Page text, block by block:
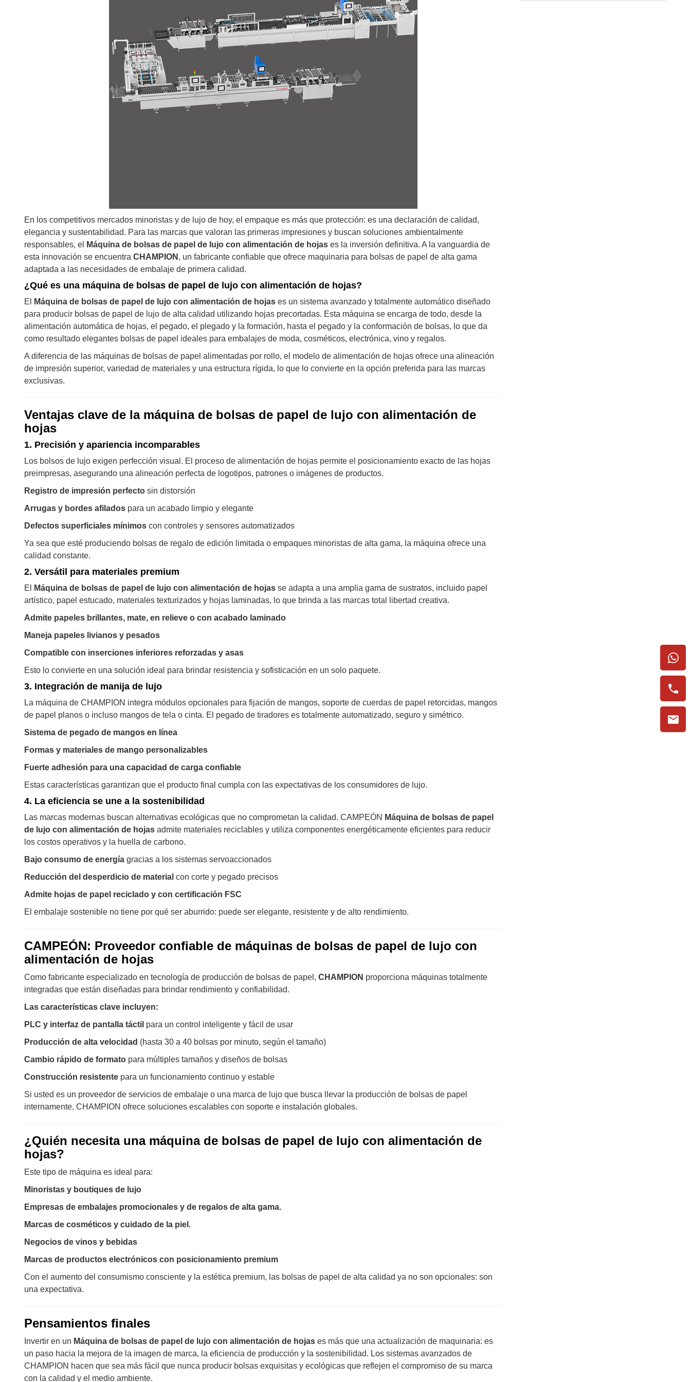
Bolsas De Papel Con Fondo En V Soluciones Personalizadas
En los competitivos mercados minoristas y de lujo de hoy, el empaque es más que protección: es una declaración de calidad,
elegancia y sustentabilidad. Para las marcas que valoran las primeras impresiones y buscan soluciones ambientalmente
responsables, el
Máquina de bolsas de papel de lujo con alimentación de hojas es la inversión definitiva. A la vanguardia de
esta innovación se encuentra CHAMPION , un fabricante confiable que ofrece maquinaria para bolsas de papel de alta gama
adaptada a las necesidades de embalaje de primera calidad.
¿Qué es una máquina de bolsas de papel de lujo con alimentación de hojas?
El Máquina de bolsas de papel de lujo con alimentación de hojas es un sistema avanzado y totalmente automático diseñado
para producir bolsas de papel de lujo de alta calidad utilizando hojas precortadas. Esta máquina se encarga de todo, desde la
alimentación automática de hojas, el pegado, el plegado y la formación, hasta el pegado y la conformación de bolsas, lo que da
como resultado elegantes bolsas de papel ideales para embalajes de moda, cosméticos, electrónica, vino y regalos.
A diferencia de las máquinas de bolsas de papel alimentadas por rollo, el modelo de alimentación de hojas ofrece una alineación
de impresión superior, variedad de materiales y una estructura rígida, lo que lo convierte en la opción preferida para las marcas
exclusivas.
Ventajas clave de la máquina de bolsas de papel de lujo con alimentación de
hojas
1. Precisión y apariencia incomparables
Los bolsos de lujo exigen perfección visual. El proceso de alimentación de hojas permite el posicionamiento exacto de las hojas
preimpresas, asegurando una alineación perfecta de logotipos, patrones o imágenes de productos.
Registro de impresión perfecto sin distorsión
Arrugas y bordes afilados para un acabado limpio y elegante
Defectos superficiales mínimos con controles y sensores automatizados
Ya sea que esté produciendo bolsas de regalo de edición limitada o empaques minoristas de alta gama, la máquina ofrece una
calidad constante.
2. Versátil para materiales premium
El Máquina de bolsas de papel de lujo con alimentación de hojas se adapta a una amplia gama de sustratos, incluido papel
artístico, papel estucado, materiales texturizados y hojas laminadas, lo que brinda a las marcas total libertad creativa.
Admite papeles brillantes, mate, en relieve o con acabado laminado
Maneja papeles livianos y pesados
Compatible con inserciones inferiores reforzadas y asas
Esto lo convierte en una solución ideal para brindar resistencia y sofisticación en un solo paquete.
3. Integración de manija de lujo
La máquina de CHAMPION integra módulos opcionales para fijación de mangos, soporte de cuerdas de papel retorcidas, mangos
de papel planos o incluso mangos de tela o cinta. El pegado de tiradores es totalmente automatizado, seguro y simétrico.
Sistema de pegado de mangos en línea
Formas y materiales de mango personalizables
Fuerte adhesión para una capacidad de carga confiable
Estas características garantizan que el producto final cumpla con las expectativas de los consumidores de lujo.
4. La eficiencia se une a la sostenibilidad
Las marcas modernas buscan alternativas ecológicas que no comprometan la calidad. CAMPEÓN Máquina de bolsas de papel
de lujo con alimentación de hojas admite materiales reciclables y utiliza componentes energéticamente eficientes para reducir
los costos operativos y la huella de carbono.
Bajo consumo de energía gracias a los sistemas servoaccionados
Reducción del desperdicio de material con corte y pegado precisos
Admite hojas de papel reciclado y con certificación FSC
El embalaje sostenible no tiene por qué ser aburrido: puede ser elegante, resistente y de alto rendimiento.
CAMPEÓN: Proveedor confiable de máquinas de bolsas de papel de lujo con
alimentación de hojas
Como fabricante especializado en tecnología de producción de bolsas de papel, CHAMPION proporciona máquinas totalmente
integradas que están diseñadas para brindar rendimiento y confiabilidad.
Las características clave incluyen:
PLC y interfaz de pantalla táctil para un control inteligente y fácil de usar
Producción de alta velocidad (hasta 30 a 40 bolsas por minuto, según el tamaño)
Cambio rápido de formato para múltiples tamaños y diseños de bolsas
Construcción resistente para un funcionamiento continuo y estable
Si usted es un proveedor de servicios de embalaje o una marca de lujo que busca llevar la producción de bolsas de papel
internamente, CHAMPION ofrece soluciones escalables con soporte e instalación globales.
¿Quién necesita una máquina de bolsas de papel de lujo con alimentación de
hojas?
Este tipo de máquina es ideal para:
Minoristas y boutiques de lujo
Empresas de embalajes promocionales y de regalos de alta gama.
Marcas de cosméticos y cuidado de la piel.
Negocios de vinos y bebidas
Marcas de productos electrónicos con posicionamiento premium
Con el aumento del consumismo consciente y la estética premium, las bolsas de papel de alta calidad ya no son opcionales: son
una expectativa.
Pensamientos finales
Invertir en un Máquina de bolsas de papel de lujo con alimentación de hojas es más que una actualización de maquinaria: es
un paso hacia la mejora de la imagen de marca, la eficiencia de producción y la sostenibilidad. Los sistemas avanzados de
CHAMPION hacen que sea más fácil que nunca producir bolsas exquisitas y ecológicas que reflejen el compromiso de su marca
con la calidad y el medio ambiente.